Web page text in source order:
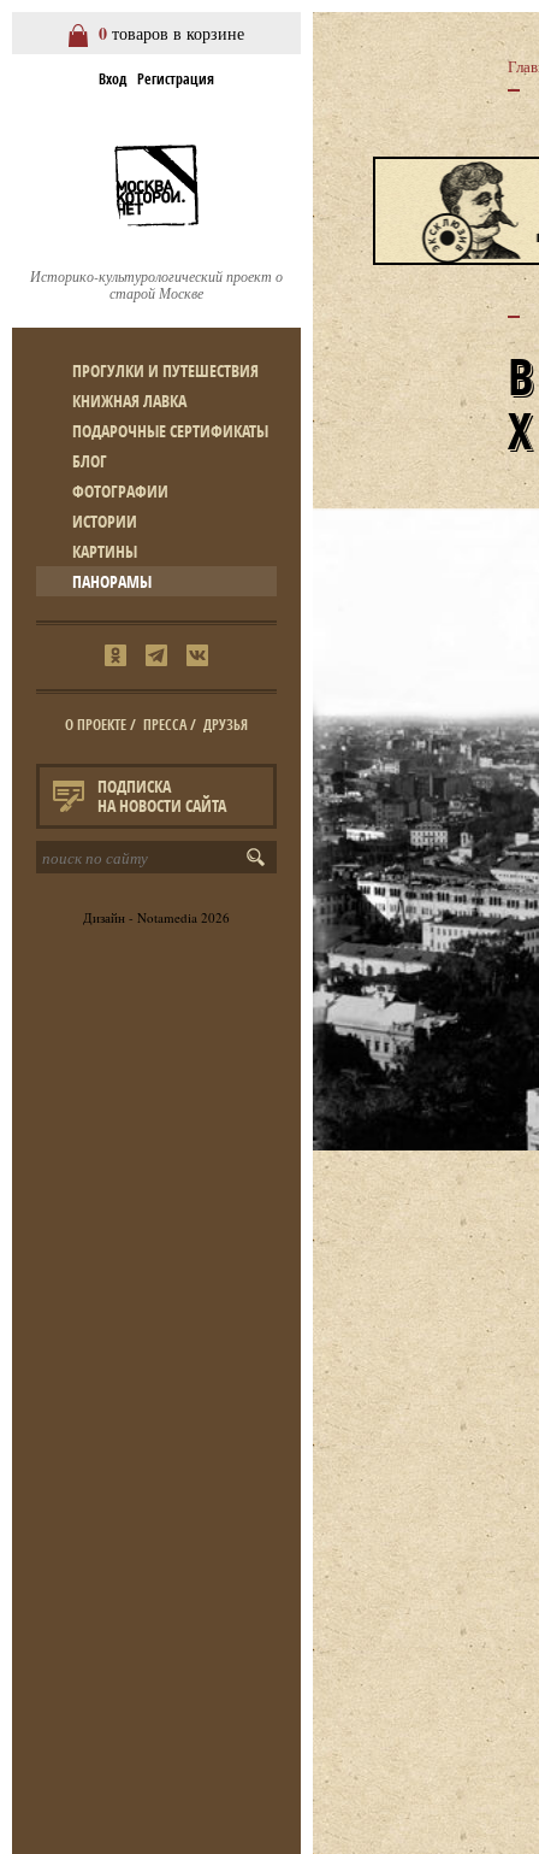
0 товаров в корзине
Вход Регистрация
Историко-культурологический проект о
старой Москве
ПРОГУЛКИ И ПУТЕШЕСТВИЯ
КНИЖНАЯ ЛАВКА
ПОДАРОЧНЫЕ СЕРТИФИКАТЫ
БЛОГ
ФОТОГРАФИИ
ИСТОРИИ
КАРТИНЫ
ПАНОРАМЫ
О ПРОЕКТЕ/ ПРЕССА/ ДРУЗЬЯ
ПОДПИСКА
НА НОВОСТИ САЙТА
Дизайн - Notamedia 2026